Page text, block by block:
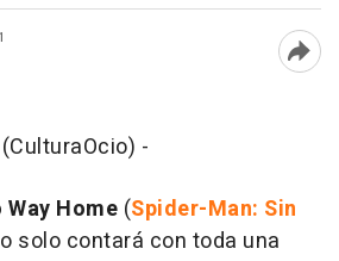
-
Home (Spider-Man: Sin
solo contará con toda una